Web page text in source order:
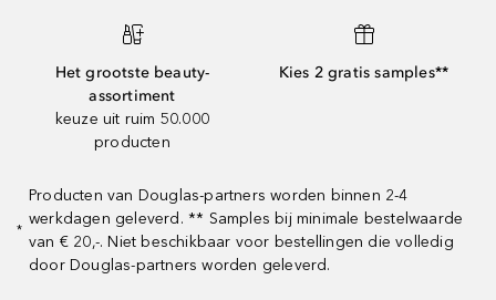
Het grootste beauty-
assortiment
keuze uit ruim 50.000
producten
Kies 2 gratis samples**
*
Producten van Douglas-partners worden binnen 2-4
werkdagen geleverd. ** Samples bij minimale bestelwaarde
van € 20,-. Niet beschikbaar voor bestellingen die volledig
door Douglas-partners worden geleverd.